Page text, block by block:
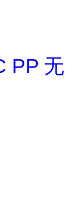
PP 无